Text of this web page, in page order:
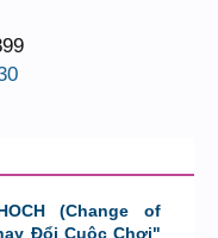
(Change of
Đổi Cuộc Chơi"